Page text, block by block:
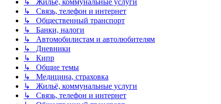
↳ Связь, телефон и интернет
↳ Общественный транспорт
↳ Банки, налоги
↳ Автомобилистам и автолюбителям
↳ Дневники
↳ Кипр
↳ Общие темы
↳ Медицина, страховка
↳ Жильё, коммунальные услуги
↳ Связь, телефон и интернет